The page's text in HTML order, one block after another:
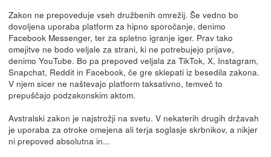
Zakon ne prepoveduje vseh družbenih omrežij. Še vedno bo
dovoljena uporaba platform za hipno sporočanje, denimo
Facebook Messenger, ter za spletno igranje iger. Prav tako
omejitve ne bodo veljale za strani, ki ne potrebujejo prijave,
denimo YouTube. Bo pa prepoved veljala za TikTok, X, Instagram,
Snapchat, Reddit in Facebook, če gre sklepati iz besedila zakona.
V njem sicer ne naštevajo platform taksativno, temveč to
prepuščajo podzakonskim aktom.
Avstralski zakon je najstrožji na svetu. V nekaterih drugih državah
je uporaba za otroke omejena ali terja soglasje skrbnikov, a nikjer
ni prepoved absolutna in...